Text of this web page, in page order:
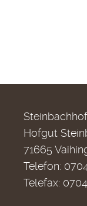
Hofgut
71665
Telefon:
Telefax: